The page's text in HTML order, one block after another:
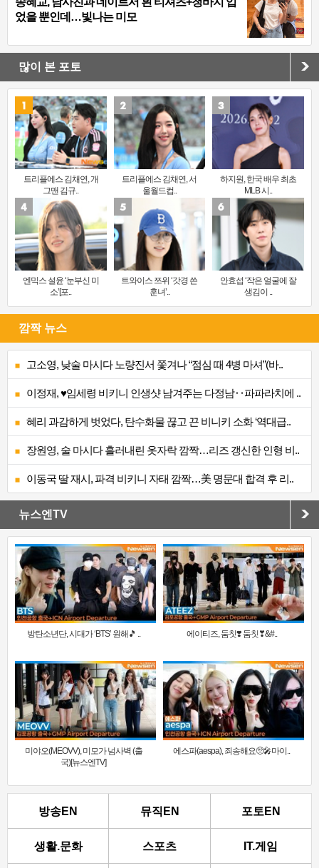
었을 뿐인데…빛나는 미모
많이 본 포토
트리플에스 김채연, 개
그맨 김규..
트리플에스 김채연, 서
울월드컵..
하지원, 한국 배우 최초
MLB 시..
엔믹스 설윤 ‘눈부신 미
소’[포..
트와이스 쯔위 ‘갓경 쓴
훈녀’..
안효섭 ‘작은 얼굴에 잘
생김이 ..
깜짝 뉴스
고소영, 낮술 마시다 노량진서 쫓겨나 “점심 때 4병 마셔”(바..
이정재, ♥임세령 비키니 인생샷 남겨주는 다정남‥파파라치에 ..
혜리 과감하게 벗었다, 탄수화물 끊고 끈 비니키 소화 ‘역대급..
장원영, 술 마시다 흘러내린 옷자락 깜짝…리즈 갱신한 인형 비..
이동국 딸 재시, 파격 비키니 자태 깜짝…美 명문대 합격 후 리..
뉴스엔TV
방탄소년단, 시대가 ‘BTS’ 원해🎵 .. 에이티즈, 둠칫❣️ 둠칫❣&#..
미야오(MEOVV), 미모가 넘사벽 (출
국)[뉴스엔TV]
에스파(aespa), 죄송해요🥺🎤마이..
방송EN 뮤직EN 포토EN
생활.문화 스포츠 IT.게임